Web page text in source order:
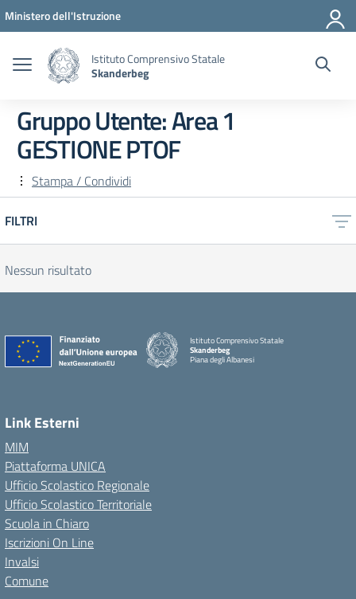
Vai ai contenuti
Vai al menu di navigazione
Vai al footer
Ministero dell'Istruzione
Istituto Comprensivo Statale
Skanderbeg
Gruppo Utente:Area 1
GESTIONE PTOF
Stampa / Condividi
FILTRI
Nessun risultato
Istituto Comprensivo Statale
Skanderbeg
Piana degli Albanesi
Link Esterni
MIM
Piattaforma UNICA
Ufficio Scolastico Regionale
Ufficio Scolastico Territoriale
Scuola in Chiaro
Iscrizioni On Line
Invalsi
Comune